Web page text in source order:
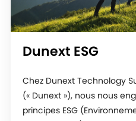
Dunext ESG
Chez Dunext Technology
(« Dunext »), nous nous
principes ESG